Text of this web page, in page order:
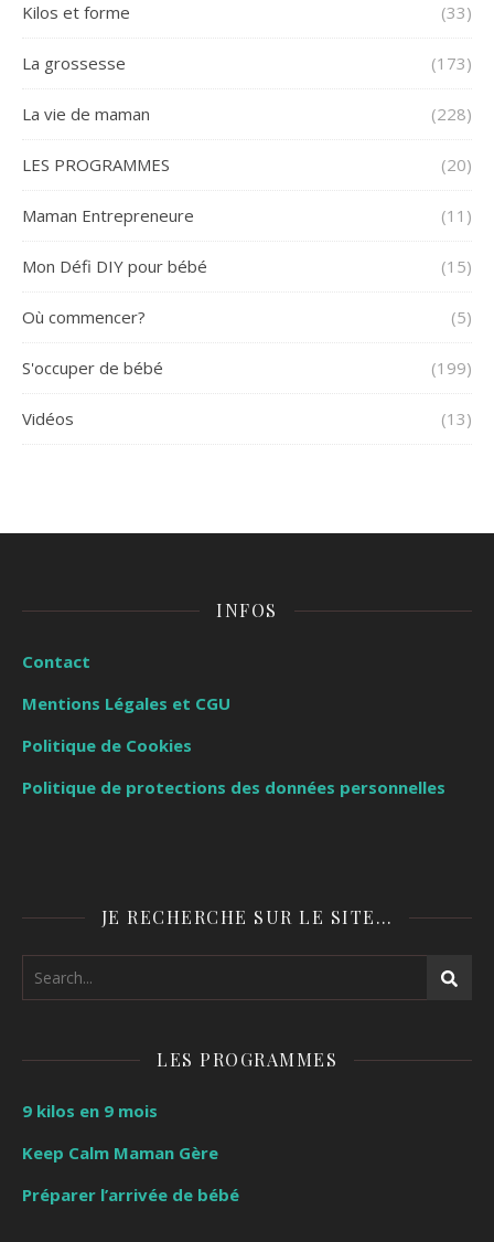
Kilos et forme (33)
La grossesse (173)
La vie de maman (228)
LES PROGRAMMES (20)
Maman Entrepreneure (11)
Mon Défi DIY pour bébé (15)
Où commencer? (5)
S'occuper de bébé (199)
Vidéos (13)
INFOS
Contact
Mentions Légales et CGU
Politique de Cookies
Politique de protections des données personnelles
JE RECHERCHE SUR LE SITE…
LES PROGRAMMES
9 kilos en 9 mois
Keep Calm Maman Gère
Préparer l’arrivée de bébé